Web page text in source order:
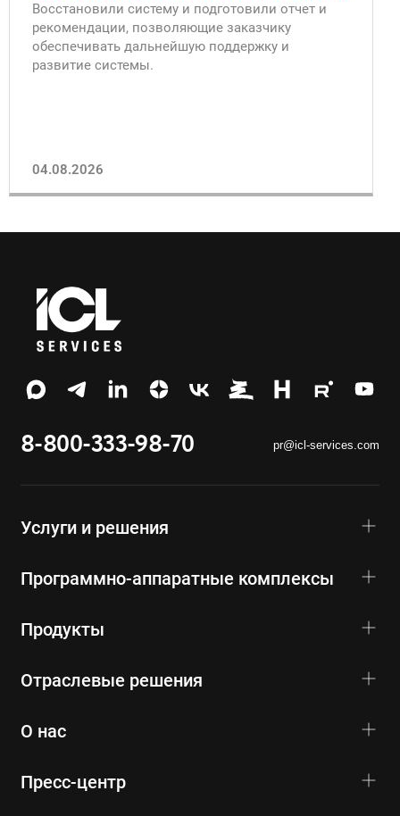
Восстановили систему и подготовили отчет и
рекомендации, позволяющие заказчику
обеспечивать дальнейшую поддержку и
развитие системы.
04.08.2026
8-800-333-98-70 pr@icl-services.com
Услуги и решения
Программно-аппаратные комплексы
Продукты
Отраслевые решения
О нас
Пресс-центр